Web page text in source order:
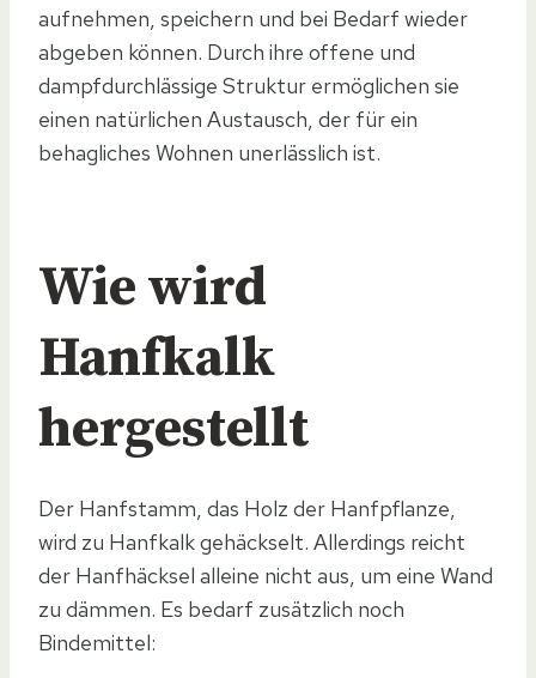
aufnehmen, speichern und bei Bedarf wieder
abgeben können. Durch ihre offene und
dampfdurchlässige Struktur ermöglichen sie
einen natürlichen Austausch, der für ein
behagliches Wohnen unerlässlich ist.
Wie wird
Hanfkalk
hergestellt
Der Hanfstamm, das Holz der Hanfpflanze,
wird zu Hanfkalk gehäckselt. Allerdings reicht
der Hanfhäcksel alleine nicht aus, um eine Wand
zu dämmen. Es bedarf zusätzlich noch
Bindemittel: